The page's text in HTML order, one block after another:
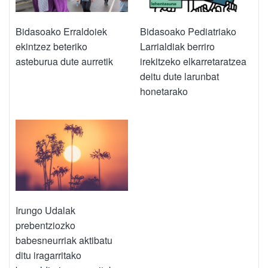
Bidasoako Erraldoiek
ekintzez beteriko
asteburua dute aurretik
Bidasoako Pediatriako
Larrialdiak berriro
irekitzeko elkarretaratzea
deitu dute larunbat
honetarako
Irungo Udalak
prebentziozko
babesneurriak aktibatu
ditu iragarritako